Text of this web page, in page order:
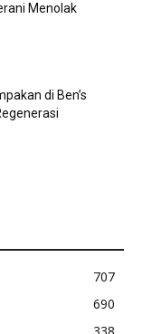
Menolak
di Ben’s
707
690